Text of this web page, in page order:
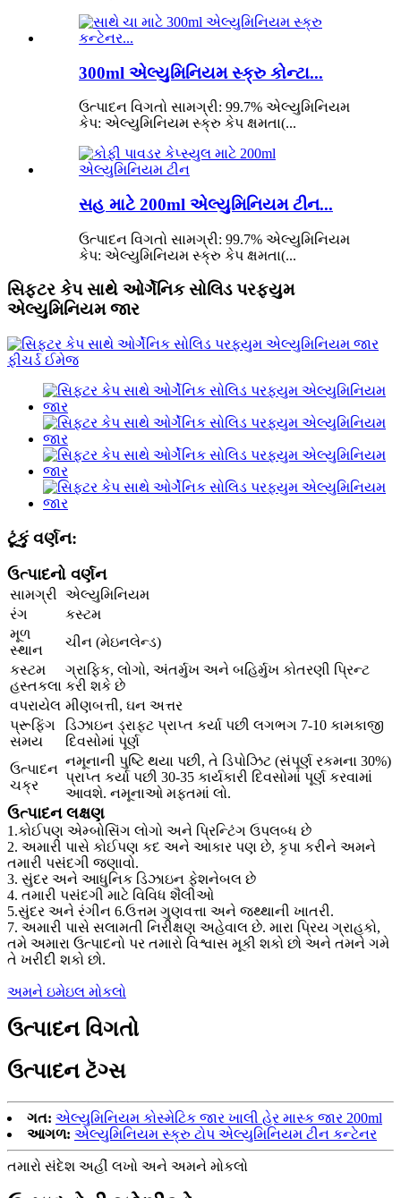
300ml એલ્યુમિનિયમ સ્ક્રુ કોન્ટા...
ઉત્પાદન વિગતો સામગ્રી: 99.7% એલ્યુમિનિયમ
કેપ: એલ્યુમિનિયમ સ્ક્રુ કેપ ક્ષમતા(...
સહ માટે 200ml એલ્યુમિનિયમ ટીન...
ઉત્પાદન વિગતો સામગ્રી: 99.7% એલ્યુમિનિયમ
કેપ: એલ્યુમિનિયમ સ્ક્રુ કેપ ક્ષમતા(...
સિફ્ટર કેપ સાથે ઓર્ગેનિક સોલિડ પરફ્યુમ
એલ્યુમિનિયમ જાર
ટૂંકું વર્ણન:
ઉત્પાદનો વર્ણન
સામગ્રી એલ્યુમિનિયમ
રંગ
કસ્ટમ
મૂળ
સ્થાન
ચીન (મેઇનલેન્ડ)
કસ્ટમ
હસ્તકલા
ગ્રાફિક, લોગો, અંતર્મુખ અને બહિર્મુખ કોતરણી પ્રિન્ટ
કરી શકે છે
વપરાયેલ મીણબત્તી, ઘન અત્તર
પ્રૂફિંગ
સમય
ડિઝાઇન ડ્રાફ્ટ પ્રાપ્ત કર્યા પછી લગભગ 7-10 કામકાજી
દિવસોમાં પૂર્ણ
ઉત્પાદન
ચક્ર
નમૂનાની પુષ્ટિ થયા પછી, તે ડિપોઝિટ (સંપૂર્ણ રકમના 30%)
પ્રાપ્ત કર્યા પછી 30-35 કાર્યકારી દિવસોમાં પૂર્ણ કરવામાં
આવશે. નમૂનાઓ મફતમાં લો.
ઉત્પાદન લક્ષણ
1.કોઈપણ એમ્બોસિંગ લોગો અને પ્રિન્ટિંગ ઉપલબ્ધ છે
2. અમારી પાસે કોઈપણ કદ અને આકાર પણ છે, કૃપા કરીને અમને
તમારી પસંદગી જણાવો.
3. સુંદર અને આધુનિક ડિઝાઇન ફેશનેબલ છે
4. તમારી પસંદગી માટે વિવિધ શૈલીઓ
5.સુંદર અને રંગીન 6.ઉત્તમ ગુણવત્તા અને જથ્થાની ખાતરી.
7. અમારી પાસે સલામતી નિરીક્ષણ અહેવાલ છે. મારા પ્રિય ગ્રાહકો,
તમે અમારા ઉત્પાદનો પર તમારો વિશ્વાસ મૂકી શકો છો અને તમને ગમે
તે ખરીદી શકો છો.
અમને ઇમેઇલ મોકલો
ઉત્પાદન વિગતો
ઉત્પાદન ટૅગ્સ
ગત: એલ્યુમિનિયમ કોસ્મેટિક જાર ખાલી હેર માસ્ક જાર 200ml
આગળ: એલ્યુમિનિયમ સ્ક્રુ ટોપ એલ્યુમિનિયમ ટીન કન્ટેનર
તમારો સંદેશ અહીં લખો અને અમને મોકલો